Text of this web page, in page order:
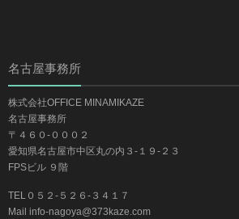
名古屋事務所
株式会社OFFICE MINAMIKAZE
名古屋事務所
〒４６０-０００２
愛知県名古屋市中区丸の内３-１９-２３
FPSビル ９階
TEL０５２-５２６-３４１７
Mail info-nagoya@373kaze.com